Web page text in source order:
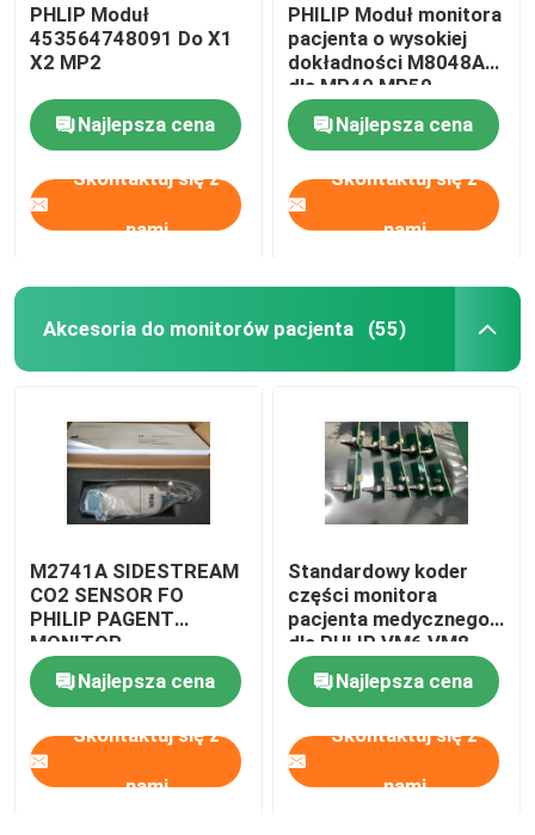
PHLIP Moduł
453564748091 Do X1
X2 MP2
Najlepsza cena
Skontaktuj się z
nami
PHILIP Moduł monitora
pacjenta o wysokiej
dokładności M8048A
dla MP40 MP50
Najlepsza cena
Skontaktuj się z
nami
Akcesoria do monitorów pacjenta (55)
M2741A SIDESTREAM
CO2 SENSOR FO
PHILIP PAGENT
MONITOR
Najlepsza cena
Skontaktuj się z
nami
Standardowy koder
części monitora
pacjenta medycznego
dla PHLIP VM6 VM8
Najlepsza cena
Skontaktuj się z
nami